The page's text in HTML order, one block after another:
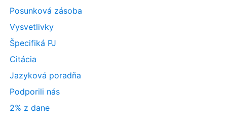
Posunková zásoba
Vysvetlivky
Špecifiká PJ
Citácia
Jazyková poradňa
Podporili nás
2% z dane